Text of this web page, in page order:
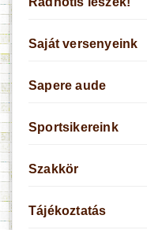
Saját versenyeink
Sapere aude
Sportsikereink
Szakkör
Tájékoztatás